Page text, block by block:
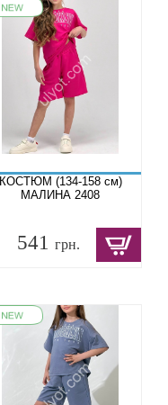
КОСТЮМ (134-158 см)
МАЛИНА 2408
541грн.